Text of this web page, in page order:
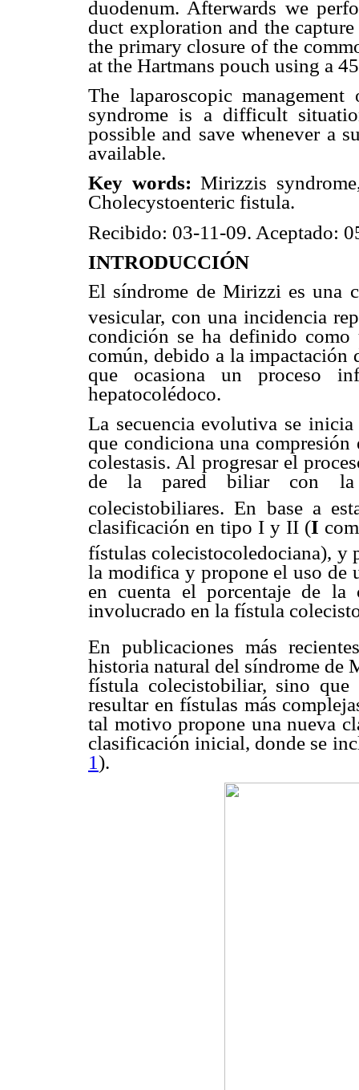
duodenum. Afterwards we
duct exploration and the
the primary closure of the
at the Hartmans pouch using a
The laparoscopic
syndrome is a difficult
possible and save whenever a
available.
Key words:Mirizzis
Cholecystoenteric fistula.
Recibido: 03-11-09. Aceptado:
INTRODUCCIÓN
El síndrome de Mirizzi es una
vesicular, con una incidencia
condición se ha definido
común, debido a la impactación
que ocasiona un proceso
hepatocolédoco.
La secuencia evolutiva se
que condiciona una
colestasis. Al progresar el
de la pared biliar con la
colecistobiliares. En base a
clasificación en tipo I y II (I
fístulas colecistocoledociana), y
la modifica y propone el uso de
en cuenta el porcentaje de
involucrado en la fístula
En publicaciones más
historia natural del síndrome de
fístula colecistobiliar, sino
resultar en fístulas más
tal motivo propone una nueva
clasificación inicial, donde se
1).